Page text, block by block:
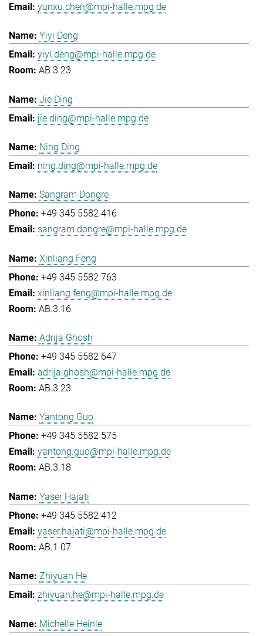
yunxu.chen@mpi-halle.mpg.de
Yiyi Deng
yiyi.deng@mpi-halle.mpg.de
AB 3.23
Jie Ding
jie.ding@mpi-halle.mpg.de
Ning Ding
ning.ding@mpi-halle.mpg.de
Sangram Dongre
+49 345 5582 416
sangram.dongre@mpi-halle.mpg.de
Xinliang Feng
+49 345 5582 763
xinliang.feng@mpi-halle.mpg.de
AB.3.16
Adrija Ghosh
+49 345 5582 647
adrija.ghosh@mpi-halle.mpg.de
AB.3.23
Yantong Guo
+49 345 5582 575
yantong.guo@mpi-halle.mpg.de
AB.3.18
Yaser Hajati
+49 345 5582 412
yaser.hajati@mpi-halle.mpg.de
AB.1.07
Zhiyuan He
zhiyuan.he@mpi-halle.mpg.de
Michelle Heinle